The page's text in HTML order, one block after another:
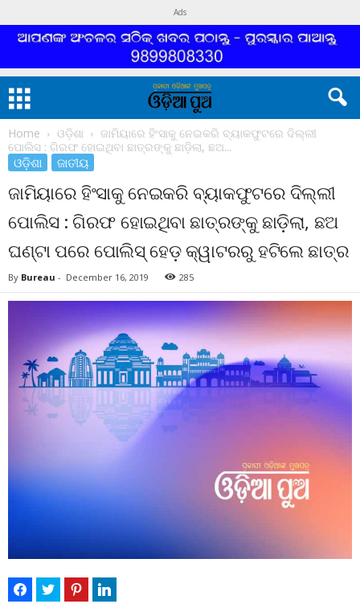
Ads
Home ଓଡ଼ିଶା
ଜାମିୟାରେ ହିଂସାକୁ ନେଇକରି ବ୍ୟାକଫୁଟରେ ଦିଲ୍ଲୀ
ପୋଲିସ : ଗିରଫ ହୋଇଥିବା ଛାତ୍ରଙ୍କୁ ଛାଡ଼ିଲା, ଛଅ...
ଓଡ଼ିଶା ଜାତୀୟ
ଜାମିୟାରେ ହିଂସାକୁ ନେଇକରି ବ୍ୟାକଫୁଟରେ ଦିଲ୍ଲୀ
ପୋଲିସ : ଗିରଫ ହୋଇଥିବା ଛାତ୍ରଙ୍କୁ ଛାଡ଼ିଲା, ଛଅ
ଘଣ୍ଟା ପରେ ପୋଲିସ୍ ହେଡ଼ କ୍ୱାଟରରୁ ହଟିଲେ ଛାତ୍ର
By Bureau - December 16, 2019 285